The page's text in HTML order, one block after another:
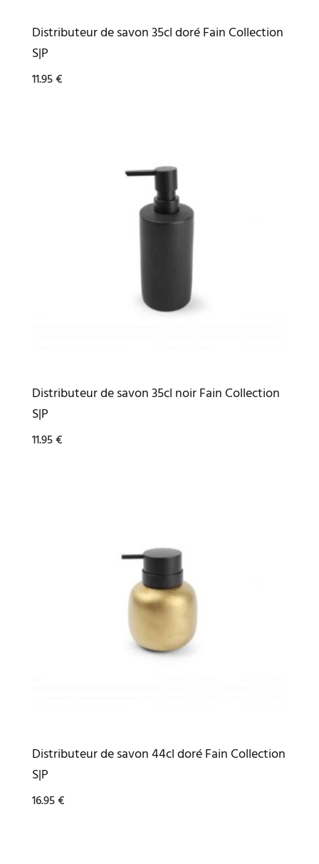
Distributeur de savon 35cl doré Fain Collection
S|P
11.95€
Distributeur de savon 35cl noir Fain Collection
S|P
11.95€
Distributeur de savon 44cl doré Fain Collection
S|P
16.95€